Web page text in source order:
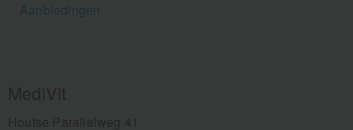
Aanbiedingen